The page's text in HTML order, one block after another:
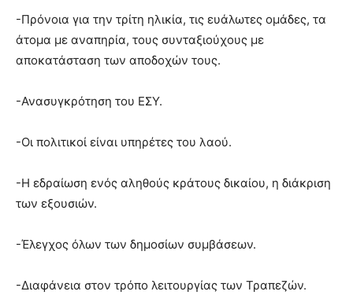
-Πρόνοια για την τρίτη ηλικία, τις ευάλωτες ομάδες, τα
άτομα με αναπηρία, τους συνταξιούχους με
αποκατάσταση των αποδοχών τους.
-Ανασυγκρότηση του ΕΣΥ.
-Οι πολιτικοί είναι υπηρέτες του λαού.
-Η εδραίωση ενός αληθούς κράτους δικαίου, η διάκριση
των εξουσιών.
-Έλεγχος όλων των δημοσίων συμβάσεων.
-Διαφάνεια στον τρόπο λειτουργίας των Τραπεζών.